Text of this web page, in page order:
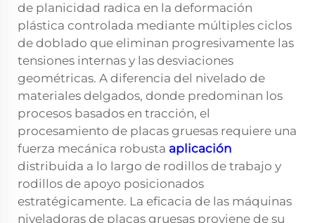
de planicidad radica en la deformación
plástica controlada mediante múltiples ciclos
de doblado que eliminan progresivamente las
tensiones internas y las desviaciones
geométricas. A diferencia del nivelado de
materiales delgados, donde predominan los
procesos basados en tracción, el
procesamiento de placas gruesas requiere una
fuerza mecánica robusta aplicación
distribuida a lo largo de rodillos de trabajo y
rodillos de apoyo posicionados
estratégicamente. La eficacia de las máquinas
niveladoras de placas gruesas proviene de su